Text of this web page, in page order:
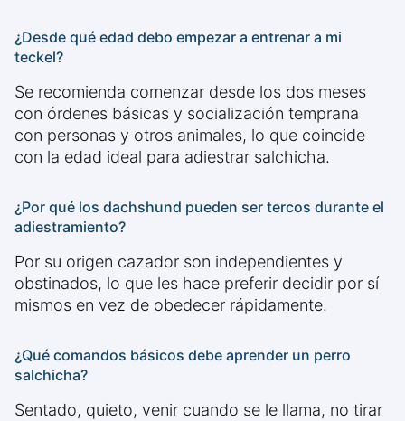
¿Desde qué edad debo empezar a entrenar a mi
teckel?
Se recomienda comenzar desde los dos meses
con órdenes básicas y socialización temprana
con personas y otros animales, lo que coincide
con la edad ideal para adiestrar salchicha.
¿Por qué los dachshund pueden ser tercos durante el
adiestramiento?
Por su origen cazador son independientes y
obstinados, lo que les hace preferir decidir por sí
mismos en vez de obedecer rápidamente.
¿Qué comandos básicos debe aprender un perro
salchicha?
Sentado, quieto, venir cuando se le llama, no tirar